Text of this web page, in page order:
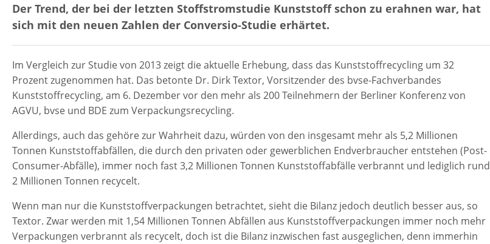
Der Trend, der bei der letzten Stoffstromstudie Kunststoff schon zu erahnen war, hat
sich mit den neuen Zahlen der Conversio-Studie erhärtet.
Im Vergleich zur Studie von 2013 zeigt die aktuelle Erhebung, dass das Kunststoffrecycling um 32
Prozent zugenommen hat. Das betonte Dr. Dirk Textor, Vorsitzender des bvse-Fachverbandes
Kunststoffrecycling, am 6. Dezember vor den mehr als 200 Teilnehmern der Berliner Konferenz von
AGVU, bvse und BDE zum Verpackungsrecycling.
Allerdings, auch das gehöre zur Wahrheit dazu, würden von den insgesamt mehr als 5,2 Millionen
Tonnen Kunststoffabfällen, die durch den privaten oder gewerblichen Endverbraucher entstehen (Post-
Consumer-Abfälle), immer noch fast 3,2 Millionen Tonnen Kunststoffabfälle verbrannt und lediglich rund
2 Millionen Tonnen recycelt.
Wenn man nur die Kunststoffverpackungen betrachtet, sieht die Bilanz jedoch deutlich besser aus, so
Textor. Zwar werden mit 1,54 Millionen Tonnen Abfällen aus Kunststoffverpackungen immer noch mehr
Verpackungen verbrannt als recycelt, doch ist die Bilanz inzwischen fast ausgeglichen, denn immerhin